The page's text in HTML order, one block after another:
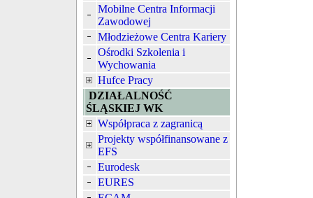
Mobilne Centra Informacji
Zawodowej
Młodzieżowe Centra Kariery
Ośrodki Szkolenia i
Wychowania
Hufce Pracy
DZIAŁALNOŚĆ
ŚLĄSKIEJ WK
Współpraca z zagranicą
Projekty współfinansowane z
EFS
Eurodesk
EURES